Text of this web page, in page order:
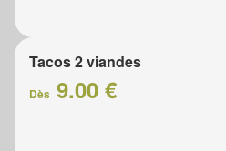
Tacos 2 viandes
Dès 9.00 €